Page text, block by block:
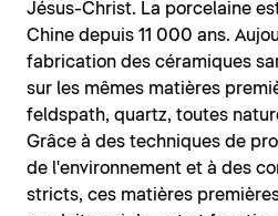
Jésus-Christ. La porcelaine
Chine depuis 11 000 ans.
fabrication des céramiques
sur les mêmes matières
feldspath, quartz, toutes
Grâce à des techniques de
de l'environnement et à des
stricts, ces matières